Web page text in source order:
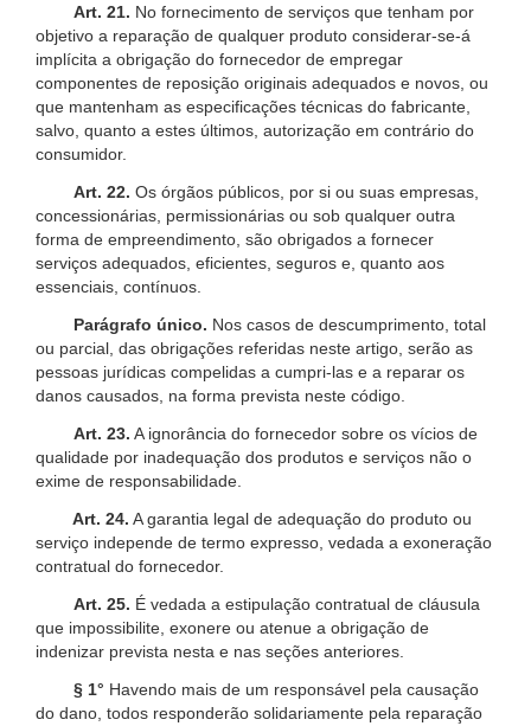
Art. 21. No fornecimento de serviços que tenham por
objetivo a reparação de qualquer produto considerar-se-á
implícita a obrigação do fornecedor de empregar
componentes de reposição originais adequados e novos, ou
que mantenham as especificações técnicas do fabricante,
salvo, quanto a estes últimos, autorização em contrário do
consumidor.
Art. 22. Os órgãos públicos, por si ou suas empresas,
concessionárias, permissionárias ou sob qualquer outra
forma de empreendimento, são obrigados a fornecer
serviços adequados, eficientes, seguros e, quanto aos
essenciais, contínuos.
Parágrafo único. Nos casos de descumprimento, total
ou parcial, das obrigações referidas neste artigo, serão as
pessoas jurídicas compelidas a cumpri-las e a reparar os
danos causados, na forma prevista neste código.
Art. 23. A ignorância do fornecedor sobre os vícios de
qualidade por inadequação dos produtos e serviços não o
exime de responsabilidade.
Art. 24. A garantia legal de adequação do produto ou
serviço independe de termo expresso, vedada a exoneração
contratual do fornecedor.
Art. 25. É vedada a estipulação contratual de cláusula
que impossibilite, exonere ou atenue a obrigação de
indenizar prevista nesta e nas seções anteriores.
§ 1° Havendo mais de um responsável pela causação
do dano, todos responderão solidariamente pela reparação